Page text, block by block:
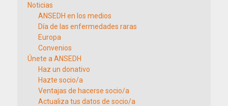
Noticias
ANSEDH en los medios
Día de las enfermedades raras
Europa
Convenios
Únete a ANSEDH
Haz un donativo
Hazte socio/a
Ventajas de hacerse socio/a
Actualiza tus datos de socio/a